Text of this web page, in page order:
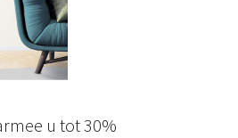
u tot 30%